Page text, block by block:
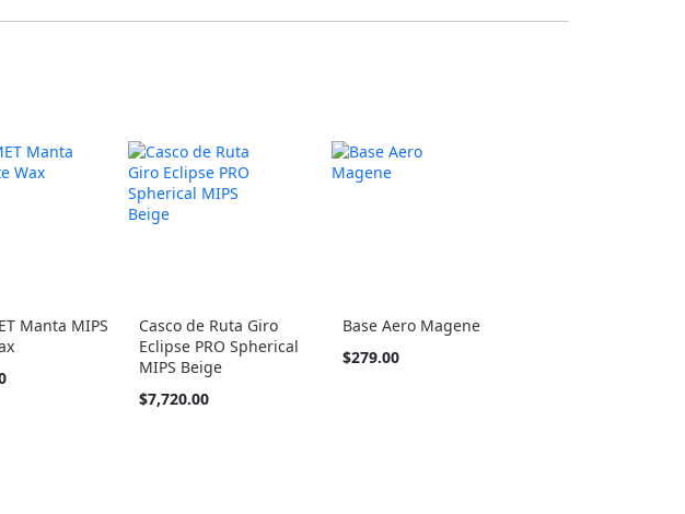
Manta MIPS
Casco de Ruta Giro
Eclipse PRO Spherical
MIPS Beige
$7,720.00
Base Aero Magene
$279.00